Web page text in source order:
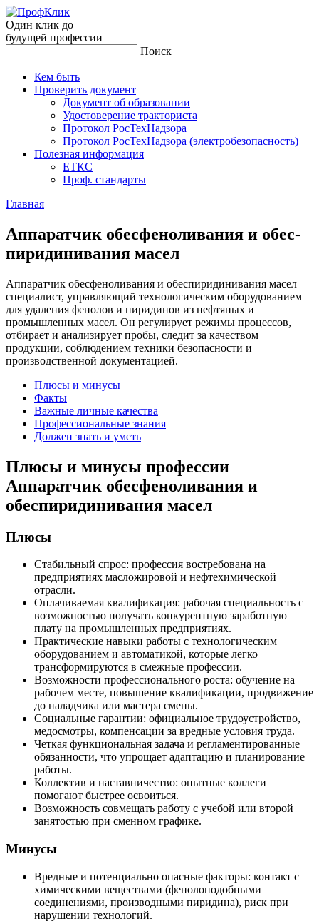
Один клик до
будущей профессии
Поиск
Кем быть
Проверить документ
Документ об образовании
Удостоверение тракториста
Протокол РосТехНадзора
Протокол РосТехНадзора (электробезопасность)
Полезная информация
ЕТКС
Проф. стандарты
Главная
Ап­па­рат­чик обес­фе­ноли­вания и обес­
пи­риди­нива­ния ма­сел
Аппаратчик обесфеноливания и обеспиридинивания масел —
специалист, управляющий технологическим оборудованием
для удаления фенолов и пиридинов из нефтяных и
промышленных масел. Он регулирует режимы процессов,
отбирает и анализирует пробы, следит за качеством
продукции, соблюдением техники безопасности и
производственной документацией.
Плюсы и минусы
Факты
Важные личные качества
Профессиональные знания
Должен знать и уметь
Плюсы и минусы профессии
Аппаратчик обесфеноливания и
обеспиридинивания масел
Плюсы
Стабильный спрос: профессия востребована на
предприятиях масложировой и нефтехимической
отрасли.
Оплачиваемая квалификация: рабочая специальность с
возможностью получать конкурентную заработную
плату на промышленных предприятиях.
Практические навыки работы с технологическим
оборудованием и автоматикой, которые легко
трансформируются в смежные профессии.
Возможности профессионального роста: обучение на
рабочем месте, повышение квалификации, продвижение
до наладчика или мастера смены.
Социальные гарантии: официальное трудоустройство,
медосмотры, компенсации за вредные условия труда.
Четкая функциональная задача и регламентированные
обязанности, что упрощает адаптацию и планирование
работы.
Коллектив и наставничество: опытные коллеги
помогают быстрее освоиться.
Возможность совмещать работу с учебой или второй
занятостью при сменном графике.
Минусы
Вредные и потенциально опасные факторы: контакт с
химическими веществами (фенолоподобными
соединениями, производными пиридина), риск при
нарушении технологий.